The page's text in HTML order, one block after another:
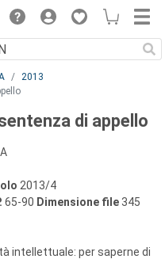
2013
di appello
2013/4
65-90 Dimensione file 345
intellettuale: per saperne di